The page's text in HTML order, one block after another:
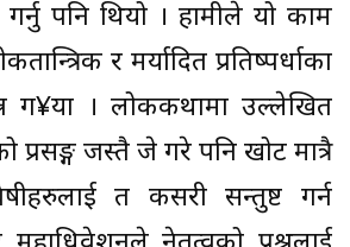
गर्नु पनि थियो । हामीले यो काम
र मर्यादित प्रतिष्पर्धाका
ग¥यौँ । लोककथामा उल्लेखित
प्रसङ्ग जस्तै जे गरे पनि खोट मात्रै
त कसरी सन्तुष्ट गर्न